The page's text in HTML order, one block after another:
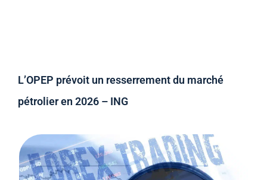
L’OPEP prévoit un resserrement du marché
pétrolier en 2026 – ING